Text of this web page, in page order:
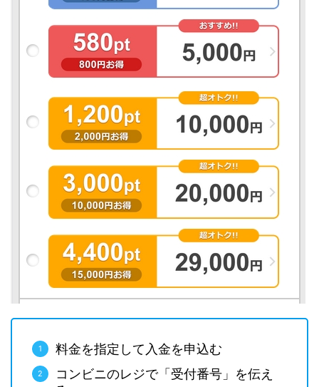
料金を指定して入金を申込む
コンビニのレジで「受付番号」を伝え